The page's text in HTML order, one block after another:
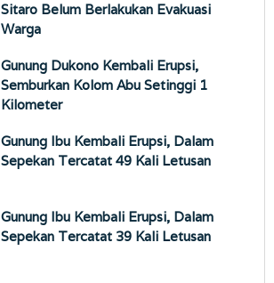
Sitaro Belum Berlakukan Evakuasi
Warga
Gunung Dukono Kembali Erupsi,
Semburkan Kolom Abu Setinggi 1
Kilometer
Gunung Ibu Kembali Erupsi, Dalam
Sepekan Tercatat 49 Kali Letusan
Gunung Ibu Kembali Erupsi, Dalam
Sepekan Tercatat 39 Kali Letusan